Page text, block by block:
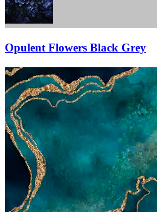
Opulent Flowers Black Grey